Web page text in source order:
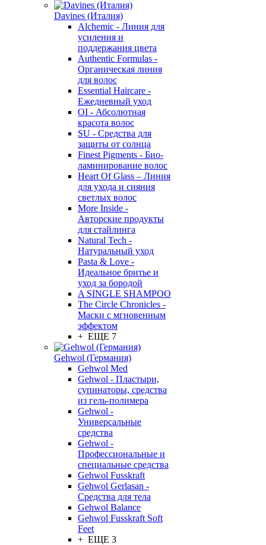
Davines (Италия)
Alchemic - Линия для
усиления и
поддержания цвета
Authentic Formulas -
Органическая линия
для волос
Essential Haircare -
Eжедневный уход
OI - Абсолютная
красота волос
SU - Средства для
защиты от солнца
Finest Pigments - Био-
ламинирование волос
Heart Of Glass – Линия
для ухода и сияния
светлых волос
More Inside -
Авторские продукты
для стайлинга
Natural Tech -
Натуральный уход
Pasta & Love -
Идеальное бритье и
уход за бородой
A SINGLE SHAMPOO
The Circle Chronicles -
Маски с мгновенным
эффектом
+ ЕЩЕ 7
Gehwol (Германия)
Gehwol Med
Gehwol - Пластыри,
супинаторы, средства
из гель-полимера
Gehwol -
Универсальные
средства
Gehwol -
Профессиональные и
специальные средства
Gehwol Fusskraft
Gehwol Gerlasan -
Средства для тела
Gehwol Balance
Gehwol Fusskraft Soft
Feet
+ ЕЩЕ 3